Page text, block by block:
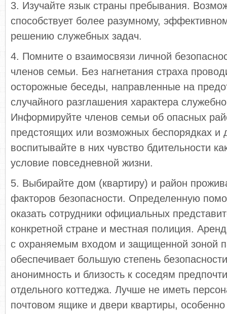
3. Изучайте язык страны пребывания.
способствует более разумному,
решению служебных задач.
4. Помните о взаимосвязи личной
членов семьи. Без нагнетания страха
осторожные беседы, направленные на
случайного разглашения характера
Информируйте членов семьи об опасных
предстоящих или возможных беспорядках и
воспитывайте в них чувство бдительнос­ти
условие повседневной жизни.
5. Выбирайте дом (квартиру) и район
факторов безопасности. Определенную
оказать сотрудники официальных
конкретной стране и местная полиция.
с охраняемым входом и защи­щенной зоной
обеспечивает большую степень
анонимность и близость к соседям
отдельного коттеджа. Лучше не иметь
почтовом ящике и двери квартиры,